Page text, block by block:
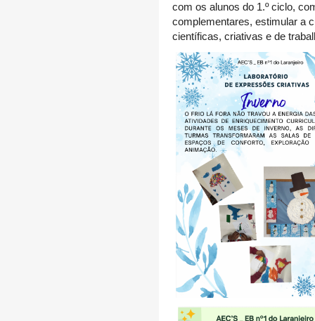
com os alunos do 1.º ciclo,
complementares, estimular a
científicas, criativas e de